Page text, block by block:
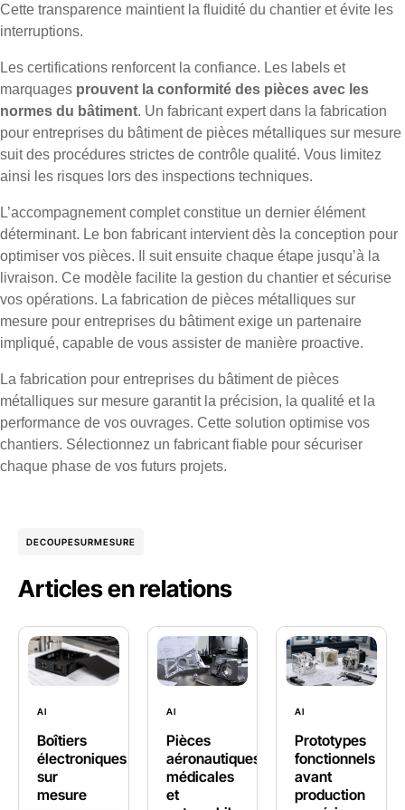
Cette transparence maintient la fluidité du chantier et évite les
interruptions.
Les certifications renforcent la confiance. Les labels et
marquages prouvent la conformité des pièces avec les
normes du bâtiment. Un fabricant expert dans la fabrication
pour entreprises du bâtiment de pièces métalliques sur mesure
suit des procédures strictes de contrôle qualité. Vous limitez
ainsi les risques lors des inspections techniques.
L’accompagnement complet constitue un dernier élément
déterminant. Le bon fabricant intervient dès la conception pour
optimiser vos pièces. Il suit ensuite chaque étape jusqu’à la
livraison. Ce modèle facilite la gestion du chantier et sécurise
vos opérations. La fabrication de pièces métalliques sur
mesure pour entreprises du bâtiment exige un partenaire
impliqué, capable de vous assister de manière proactive.
La fabrication pour entreprises du bâtiment de pièces
métalliques sur mesure garantit la précision, la qualité et la
performance de vos ouvrages. Cette solution optimise vos
chantiers. Sélectionnez un fabricant fiable pour sécuriser
chaque phase de vos futurs projets.
DECOUPESURMESURE
Articles en relations
AI
Boîtiers
électroniques
sur
mesure
AI
Pièces
aéronautiques,
médicales
et
AI
Prototypes
fonctionnels
avant
production